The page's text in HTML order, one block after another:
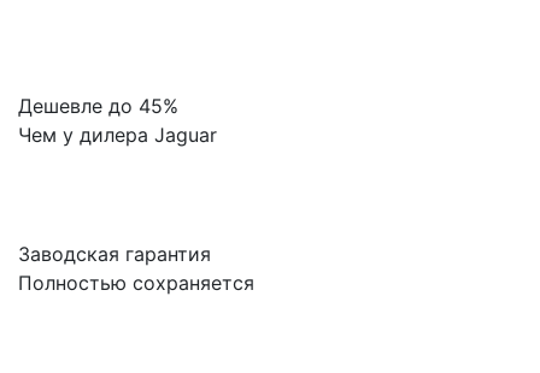
Дешевле до 45%
Чем у дилера Jaguar
Заводская гарантия
Полностью сохраняется